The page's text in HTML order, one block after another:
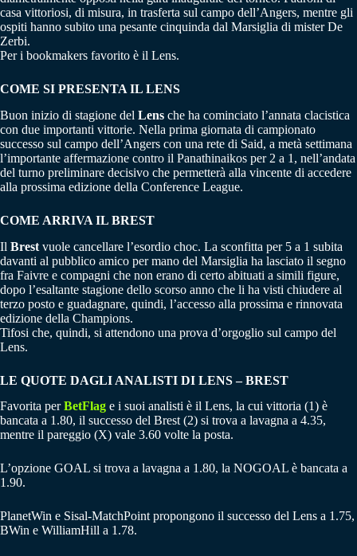
casa vittoriosi, di misura, in trasferta sul campo dell’Angers, mentre gli
ospiti hanno subito una pesante cinquinda dal Marsiglia di mister De
Zerbi.
Per i bookmakers favorito è il Lens.
COME SI PRESENTA IL LENS
Buon inizio di stagione del Lens che ha cominciato l’annata clacistica
con due importanti vittorie. Nella prima giornata di campionato
successo sul campo dell’Angers con una rete di Said, a metà settimana
l’importante affermazione contro il Panathinaikos per 2 a 1, nell’andata
del turno preliminare decisivo che permetterà alla vincente di accedere
alla prossima edizione della Conference League.
COME ARRIVA IL BREST
Il Brest vuole cancellare l’esordio choc. La sconfitta per 5 a 1 subita
davanti al pubblico amico per mano del Marsiglia ha lasciato il segno
fra Faivre e compagni che non erano di certo abituati a simili figure,
dopo l’esaltante stagione dello scorso anno che li ha visti chiudere al
terzo posto e guadagnare, quindi, l’accesso alla prossima e rinnovata
edizione della Champions.
Tifosi che, quindi, si attendono una prova d’orgoglio sul campo del
Lens.
LE QUOTE DAGLI ANALISTI DI LENS – BREST
Favorita perBetFlag e i suoi analisti è il Lens, la cui vittoria (1) è
bancata a 1.80, il successo del Brest (2) si trova a lavagna a 4.35,
mentre il pareggio (X) vale 3.60 volte la posta.
L’opzione GOAL si trova a lavagna a 1.80, la NOGOAL è bancata a
1.90.
PlanetWin e Sisal-MatchPoint propongono il successo del Lens a 1.75,
BWin e WilliamHill a 1.78.